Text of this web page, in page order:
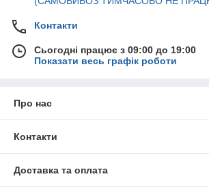
Контакти
Сьогодні працює з 09:00 до 19:00
Показати весь графік роботи
Про нас
Контакти
Доставка та оплата